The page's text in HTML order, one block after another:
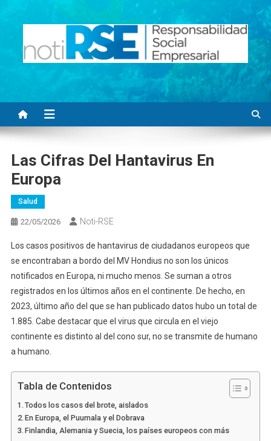
Noti RSE
Noticias con sentido responsable
Las Cifras Del Hantavirus En
Europa
Salud
22/05/2026 Noti-RSE
Los casos positivos de hantavirus de ciudadanos europeos que
se encontraban a bordo del MV Hondius no son los únicos
notificados en Europa, ni mucho menos. Se suman a otros
registrados en los últimos años en el continente. De hecho, en
2023, último año del que se han publicado datos hubo un total de
1.885. Cabe destacar que el virus que circula en el viejo
continente es distinto al del cono sur, no se transmite de humano
a humano.
Tabla de Contenidos
Todos los casos del brote, aislados
En Europa, el Puumala y el Dobrava
Finlandia, Alemania y Suecia, los países europeos con más